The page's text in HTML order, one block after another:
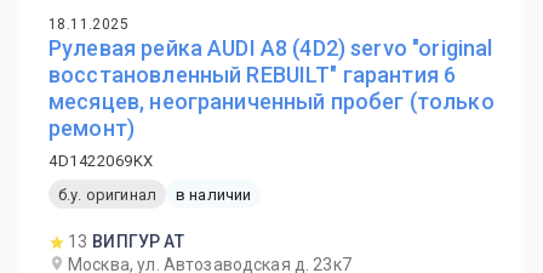
18.11.2025
Рулевая рейка AUDI A8 (4D2) servo "original
восстановленный REBUILT" гарантия 6
месяцев, неограниченный пробег (только
ремонт)
4D1422069KX
б.у. оригинал
в наличии
13 ВИПГУР АТ
Москва, ул. Автозаводская д. 23к7